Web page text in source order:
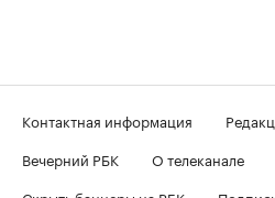
Контактная информация
Вечерний РБК
О телеканале